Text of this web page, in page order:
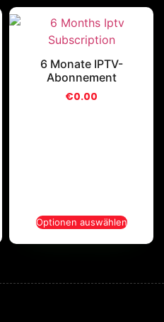
6 Monate IPTV-
Abonnement
€0.00
Optionen auswählen